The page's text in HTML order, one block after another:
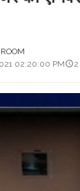
02:20:00 PM